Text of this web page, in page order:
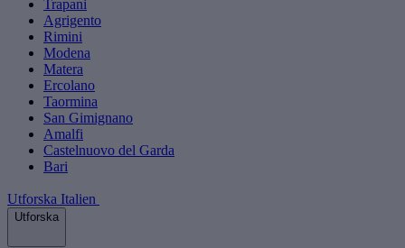
Trapani
Agrigento
Rimini
Modena
Matera
Ercolano
Taormina
San Gimignano
Amalfi
Castelnuovo del Garda
Bari
Utforska Italien
Utforska